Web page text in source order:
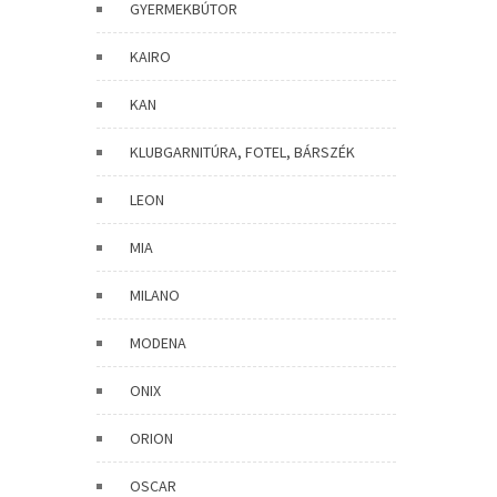
GYERMEKBÚTOR
KAIRO
KAN
KLUBGARNITÚRA, FOTEL, BÁRSZÉK
LEON
MIA
MILANO
MODENA
ONIX
ORION
OSCAR